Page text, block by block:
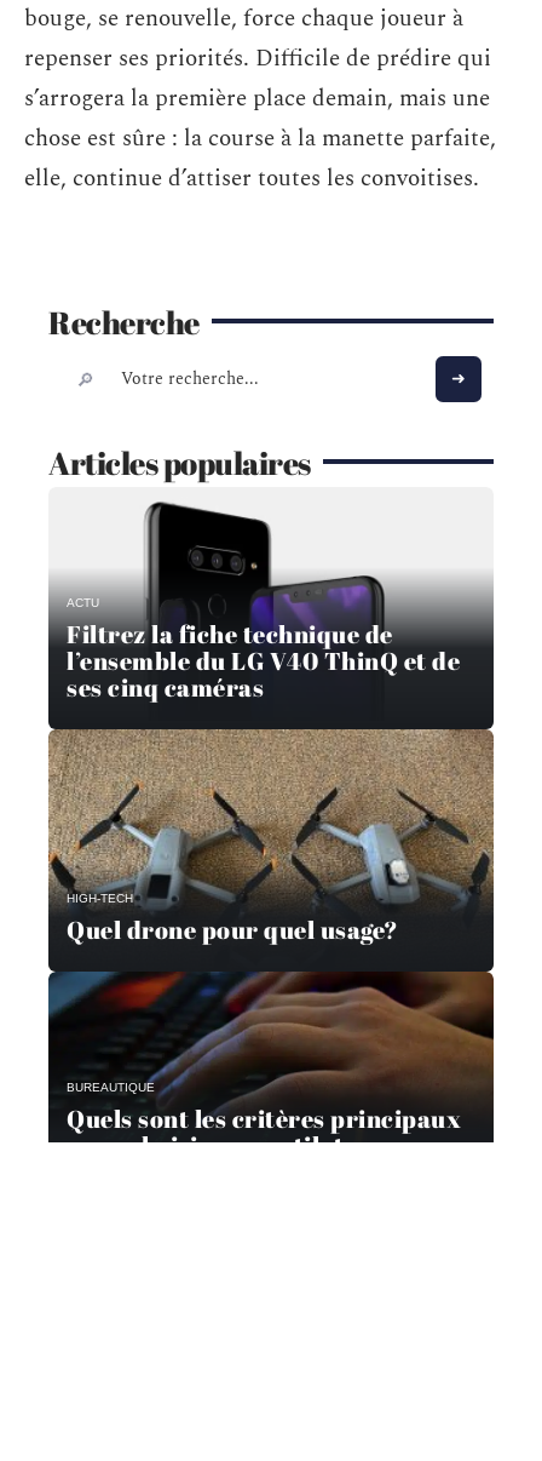
bouge, se renouvelle, force chaque joueur à
repenser ses priorités. Difficile de prédire qui
s’arrogera la première place demain, mais une
chose est sûre : la course à la manette parfaite,
elle, continue d’attiser toutes les convoitises.
Recherche
Articles populaires
ACTU
Filtrez la fiche technique de
l’ensemble du LG V40 ThinQ et de
ses cinq caméras
HIGH-TECH
Quel drone pour quel usage?
BUREAUTIQUE
Quels sont les critères principaux
pour choisir un ventilateur pour